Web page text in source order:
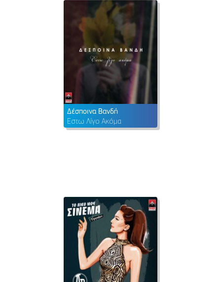
Δέσποινα Βανδή
Έστω Λίγο Ακόμα